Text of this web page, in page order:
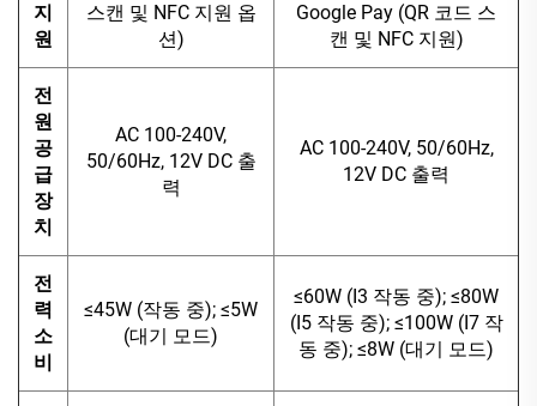
지
원
스캔 및 NFC 지원 옵
션)
Google Pay (QR 코드 스
캔 및 NFC 지원)
전
원
공
급
장
치
AC 100-240V,
50/60Hz, 12V DC 출
력
AC 100-240V, 50/60Hz,
12V DC 출력
전
력
소
비
≤45W (작동 중); ≤5W
(대기 모드)
≤60W (I3 작동 중); ≤80W
(I5 작동 중); ≤100W (I7 작
동 중); ≤8W (대기 모드)